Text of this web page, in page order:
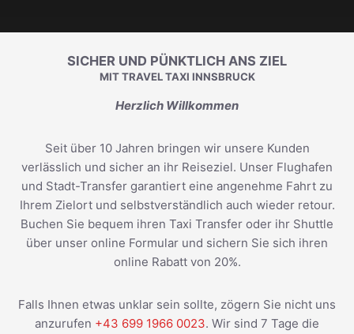
SICHER UND PÜNKTLICH ANS ZIEL
MIT TRAVEL TAXI INNSBRUCK
Herzlich Willkommen
Seit über 10 Jahren bringen wir unsere Kunden
verlässlich und sicher an ihr Reiseziel. Unser Flughafen
und Stadt-Transfer garantiert eine angenehme Fahrt zu
Ihrem Zielort und selbstverständlich auch wieder retour.
Buchen Sie bequem ihren Taxi Transfer oder ihr Shuttle
über unser online Formular und sichern Sie sich ihren
online Rabatt von 20%.
Falls Ihnen etwas unklar sein sollte, zögern Sie nicht uns
anzurufen +43 699 1966 0023. Wir sind 7 Tage die